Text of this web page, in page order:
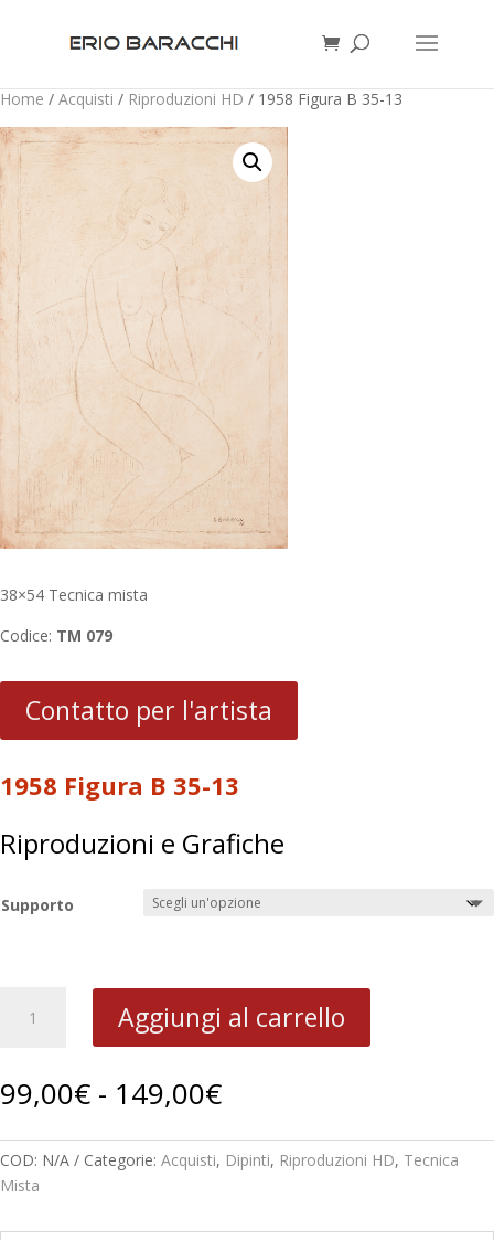
Home / Acquisti / Riproduzioni HD / 1958 Figura B 35-13
38×54 Tecnica mista
Codice: TM 079
Contatto per l'artista
1958 Figura B 35-13
Riproduzioni e Grafiche
Supporto
Figura
13
Aggiungi al carrello
99,00€ - 149,00€Fascia
di
prezzo:
da
COD: N/A Categorie: Acquisti, Dipinti, Riproduzioni HD, Tecnica
Mista